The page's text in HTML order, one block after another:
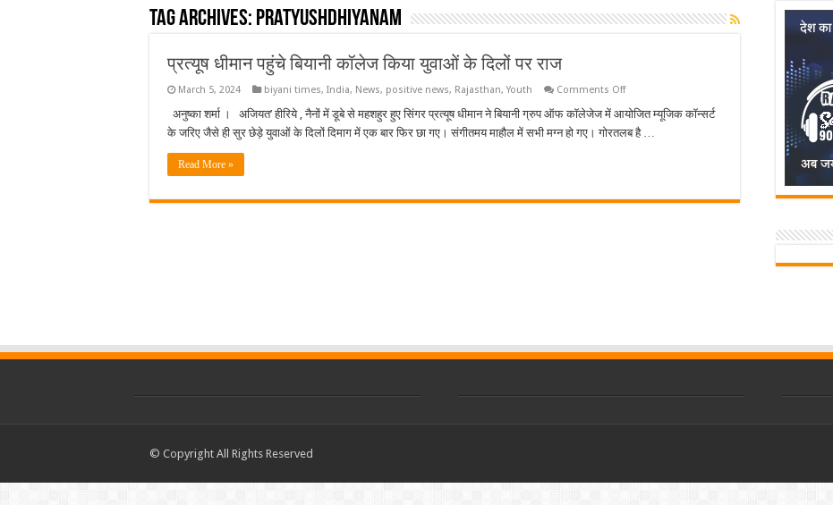
Tag Archives: PratyushDhiyanam
प्रत्यूष धीमान पहुंचे बियानी कॉलेज किया युवाओं के दिलों पर राज
March 5, 2024 biyani times, India, News, positive news, Rajasthan,Youth Comments Offon
धीमान
पहुंचे
बियानी
पर
अनुष्का शर्मा । अजियत’ हीरिये , नैनों में डूबे से महशहुर हुए सिंगर प्रत्यूष धीमान ने बियानी ग्रुप ऑफ कॉलेजेज में आयोजित म्यूजिक कॉन्सर्ट
के जरिए जैसे ही सुर छेड़े युवाओं के दिलों दिमाग में एक बार फिर छा गए। संगीतमय माहौल में सभी मग्न हो गए। गोरतलब है …
Read More »
© Copyright All Rights Reserved